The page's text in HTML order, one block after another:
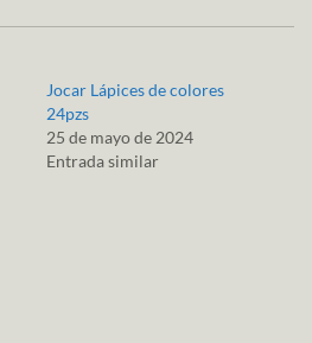
Jocar Lápices de colores
24pzs
25 de mayo de 2024
Entrada similar